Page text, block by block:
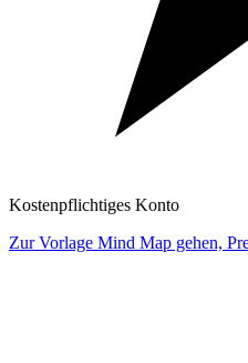
Kostenpflichtiges Konto
Zur Vorlage Mind Map gehen,